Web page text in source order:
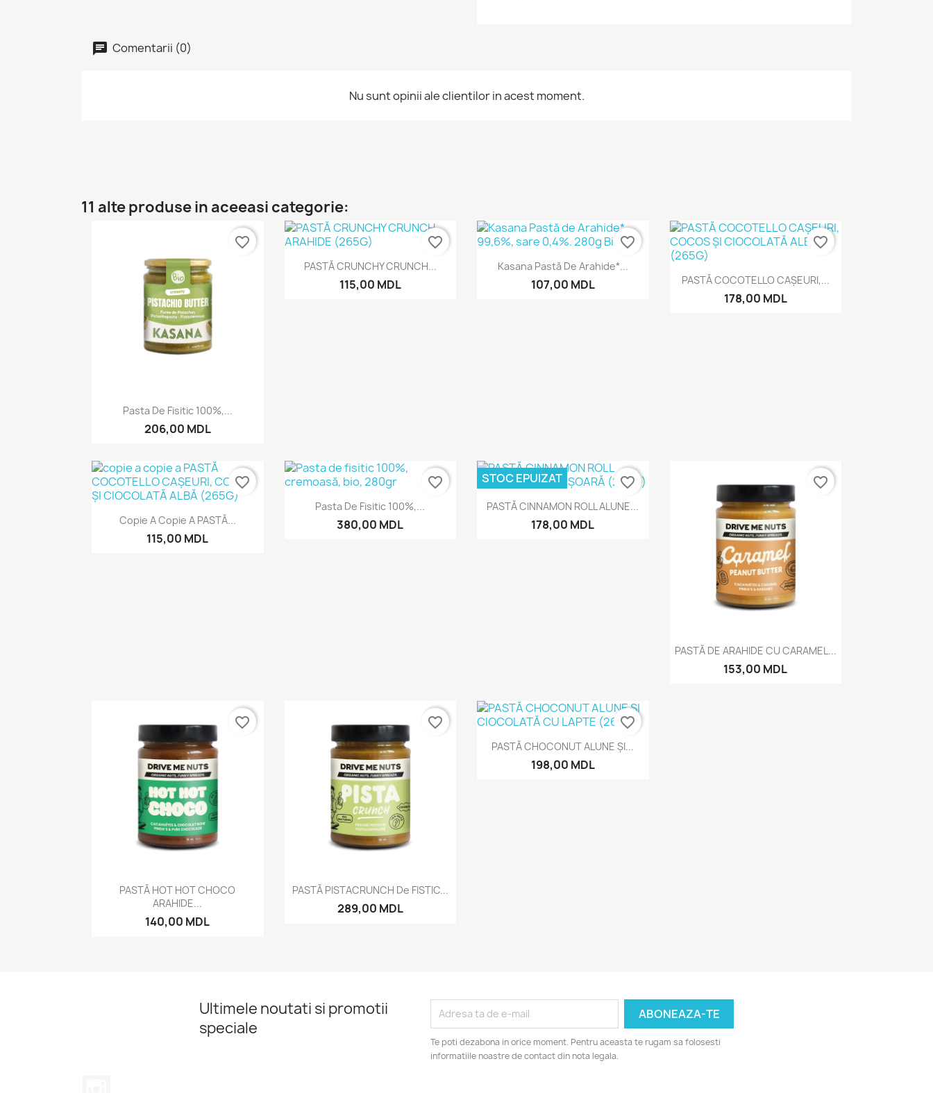
Comentarii (0)
Nu sunt opinii ale clientilor in acest moment.
11 alte produse in aceeasi categorie:
Vizualizare rapida
Pasta De Fisitic 100%,...
206,00 MDL
favorite_border
Vizualizare rapida
PASTĂ CRUNCHY CRUNCH...
115,00 MDL
favorite_border
Vizualizare rapida
Kasana Pastă De Arahide*...
107,00 MDL
favorite_border
Vizualizare rapida
PASTĂ COCOTELLO CAȘEURI,...
178,00 MDL
favorite_border
Vizualizare rapida
Copie A Copie A PASTĂ...
115,00 MDL
favorite_border
Vizualizare rapida
Pasta De Fisitic 100%,...
380,00 MDL
favorite_border
Vizualizare rapida
PASTĂ CINNAMON ROLL ALUNE...
178,00 MDL
STOC EPUIZAT favorite_border
Vizualizare rapida
PASTĂ DE ARAHIDE CU CARAMEL...
153,00 MDL
favorite_border
Vizualizare rapida
PASTĂ HOT HOT CHOCO
ARAHIDE...
140,00 MDL
favorite_border
Vizualizare rapida
PASTĂ PISTACRUNCH De FISTIC...
289,00 MDL
favorite_border
Vizualizare rapida
PASTĂ CHOCONUT ALUNE ȘI...
198,00 MDL
favorite_border
Ultimele noutati si promotii
speciale
Te poti dezabona in orice moment. Pentru aceasta te rugam sa folosesti
informatiile noastre de contact din nota legala.